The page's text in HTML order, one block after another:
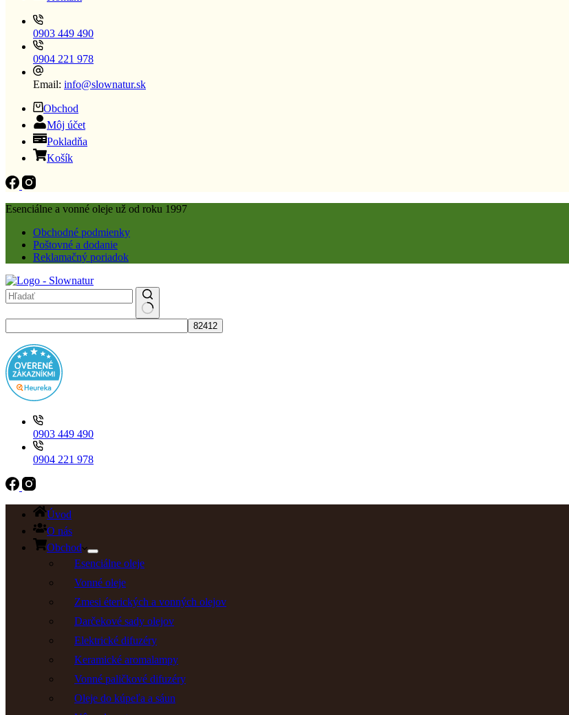
0903 449 490
0904 221 978
Email: info@slownatur.sk
Obchod
Môj účet
Pokladňa
Košík
Esenciálne a vonné oleje už od roku 1997
Obchodné podmienky
Poštovné a dodanie
Reklamačný poriadok
results
0903 449 490
0904 221 978
Úvod
O nás
Obchod
Esenciálne oleje
Vonné oleje
Zmesi éterických a vonných olejov
Darčekové sady olejov
Elektrické difuzéry
Keramické aromalampy
Vonné paličkové difuzéry
Oleje do kúpeľa a sáun